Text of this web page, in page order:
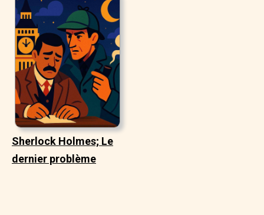
Sherlock Holmes; Le
dernier problème